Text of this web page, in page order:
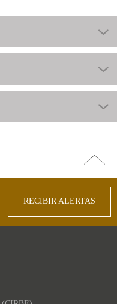
arriba
RECIBIR ALERTAS